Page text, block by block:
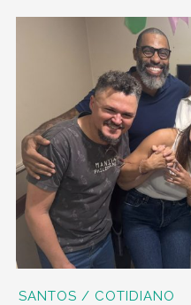
SANTOS / COTIDIANO